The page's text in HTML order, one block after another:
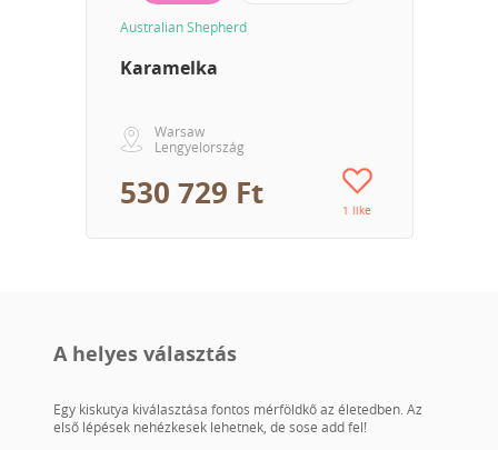
Australian Shepherd
Karamelka
Warsaw
Lengyelország
530 729 Ft 1 like
A helyes választás
Egy kiskutya kiválasztása fontos mérföldkő az életedben. Az
első lépések nehézkesek lehetnek, de sose add fel!